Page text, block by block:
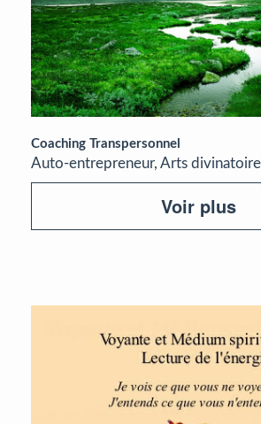
Coaching Transpersonnel
Auto-entrepreneur, Arts
Voir plus